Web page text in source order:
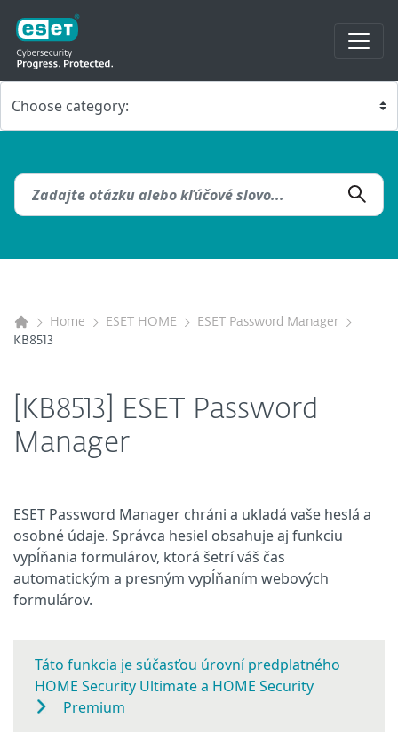
Home ESET HOME
ESET Password Manager
KB8513
[KB8513] ESET Password
Manager
ESET Password Manager chráni a ukladá vaše heslá a
osobné údaje. Správca hesiel obsahuje aj funkciu
vypĺňania formulárov, ktorá šetrí váš čas
automatickým a presným vypĺňaním webových
formulárov.
Táto funkcia je súčasťou úrovní predplatného
HOME Security Ultimate a HOME Security
Premium